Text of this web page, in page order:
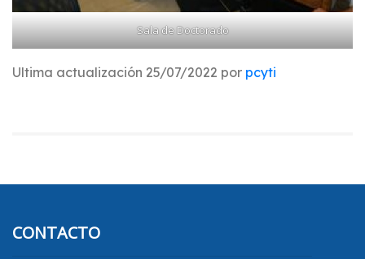
Sala de Doctorado
Ultima actualización 25/07/2022 por pcyti
CONTACTO